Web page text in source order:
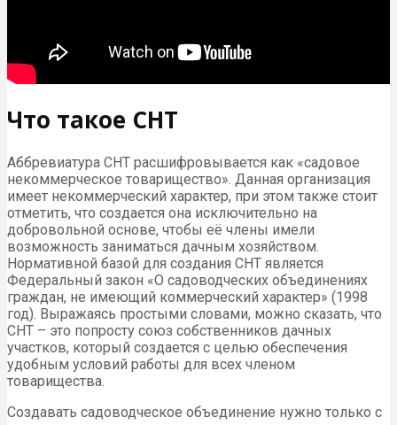
Что такое СНТ
Аббревиатура СНТ расшифровывается как «садовое
некоммерческое товарищество». Данная организация
имеет некоммерческий характер, при этом также стоит
отметить, что создается она исключительно на
добровольной основе, чтобы её члены имели
возможность заниматься дачным хозяйством.
Нормативной базой для создания СНТ является
Федеральный закон «О садоводческих объединениях
граждан, не имеющий коммерческий характер» (1998
год). Выражаясь простыми словами, можно сказать, что
СНТ – это попросту союз собственников дачных
участков, который создается с целью обеспечения
удобным условий работы для всех членом
товарищества.
Создавать садоводческое объединение нужно только с